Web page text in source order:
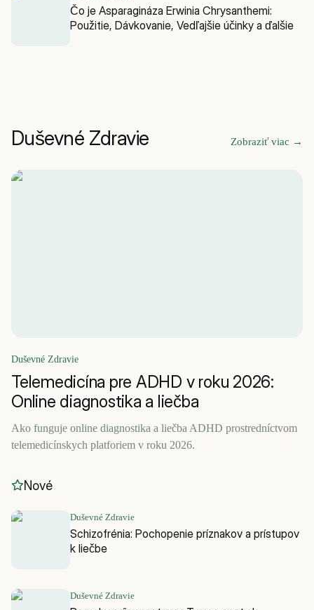
Čo je Asparagináza Erwinia Chrysanthemi:
Použitie, Dávkovanie, Vedľajšie účinky a ďalšie
Duševné Zdravie Zobraziť viac →
Duševné Zdravie
Telemedicína pre ADHD v roku 2026:
Online diagnostika a liečba
Ako funguje online diagnostika a liečba ADHD prostredníctvom
telemedicínskych platforiem v roku 2026.
Nové
Duševné Zdravie
Schizofrénia: Pochopenie príznakov a prístupov
k liečbe
Duševné Zdravie